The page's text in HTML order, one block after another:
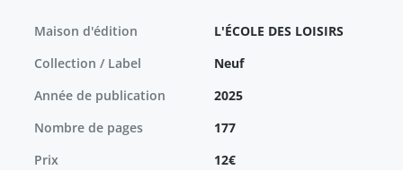
Maison d'édition
L'ÉCOLE DES LOISIRS
Collection / Label
Neuf
Année de publication
2025
Nombre de pages
177
Prix
12€